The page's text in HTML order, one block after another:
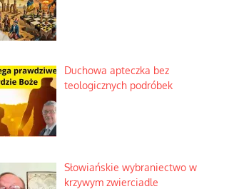
Duchowa apteczka bez
teologicznych podróbek
Słowiańskie wybraniectwo w
krzywym zwierciadle